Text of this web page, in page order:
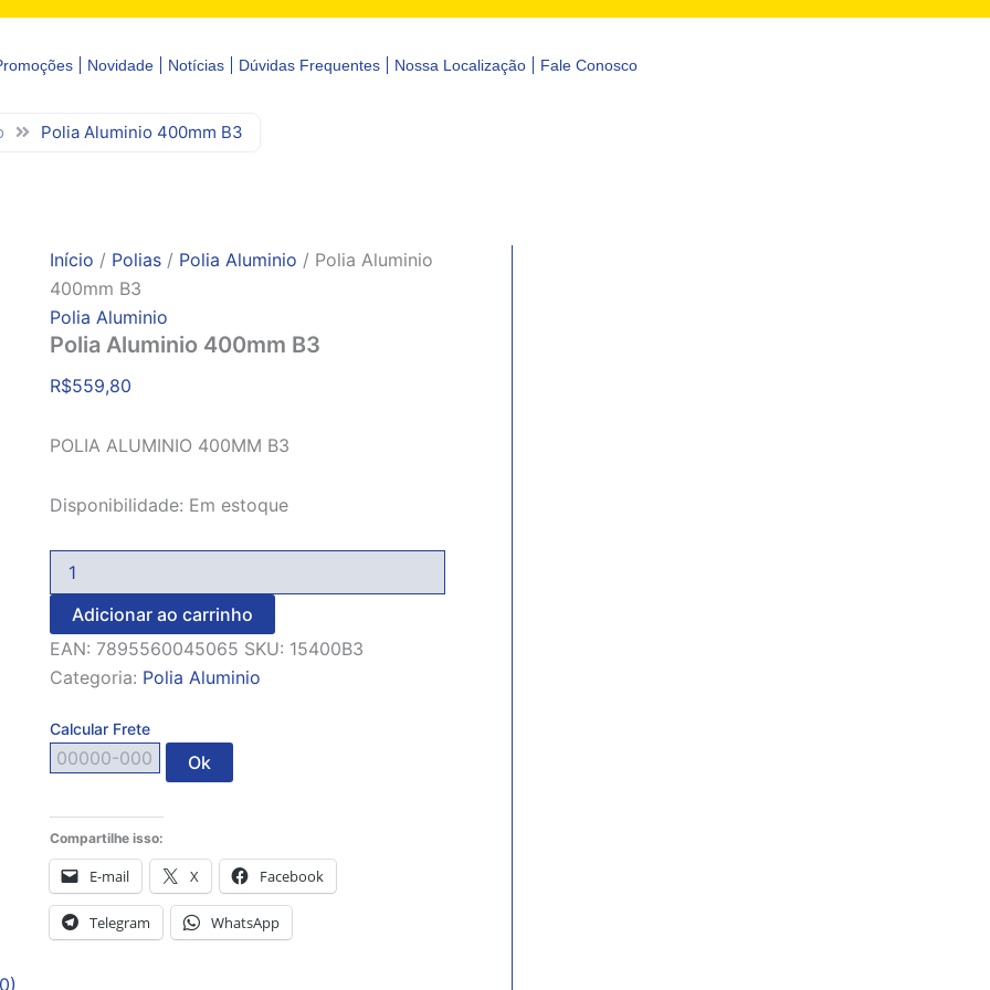
Novidade Notícias Dúvidas Frequentes Nossa Localização Fale Conosco
Polia Aluminio 400mm B3
Início / Polias/ Polia Aluminio / Polia Aluminio
400mm B3
Polia Aluminio
Polia Aluminio 400mm B3
R$559,80
POLIA ALUMINIO 400MM B3
Disponibilidade: Em estoque
Adicionar ao carrinho
EAN: 7895560045065 SKU: 15400B3
Categoria: Polia Aluminio
Calcular Frete
Ok
Compartilhe isso:
E-mail X Facebook
Telegram WhatsApp